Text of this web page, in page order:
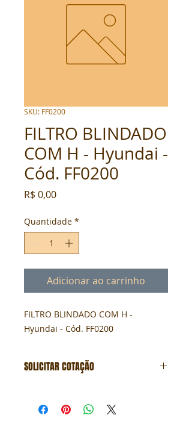
SKU: FF0200
FILTRO BLINDADO
COM H - Hyundai -
Cód. FF0200
R$ 0,00Preço
Quantidade *
Adicionar ao carrinho
FILTRO BLINDADO COM H -
Hyundai - Cód. FF0200
SOLICITAR COTAÇÃO